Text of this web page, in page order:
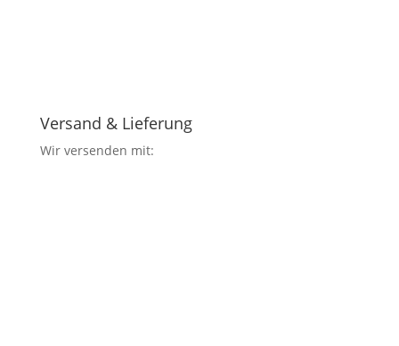
Versand & Lieferung
Wir versenden mit: